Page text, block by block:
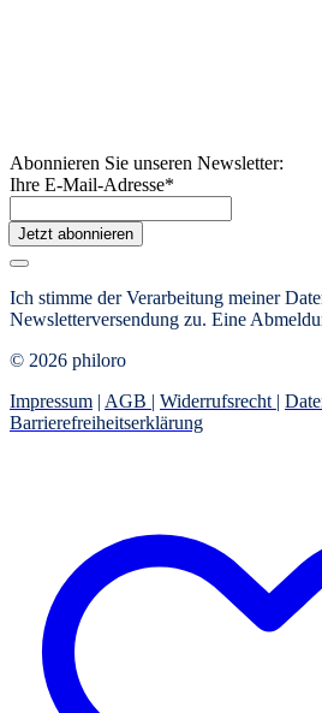
Abonnieren Sie unseren Newsletter:
Ihre E-Mail-Adresse*
Jetzt abonnieren
Ich stimme der Verarbeitung meiner
Newsletterversendung zu. Eine
© 2026 philoro
Impressum | AGB | Widerrufsrecht |
Barrierefreiheitserklärung